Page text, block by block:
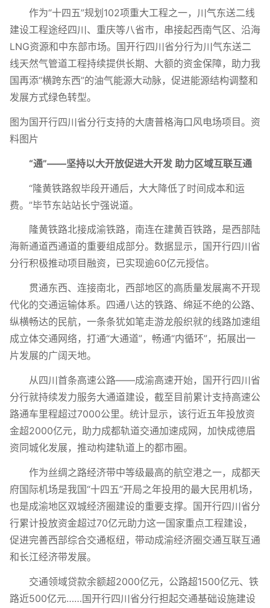
作为“十四五”规划102项重大工程之一，川气东送二线
建设工程途经四川、重庆等八省市，串接起西南气区、沿海
LNG资源和中东部市场。国开行四川省分行为川气东送二
线天然气管道工程持续提供长期、大额的资金保障，助力我
国再添“横跨东西”的油气能源大动脉，促进能源结构调整和
发展方式绿色转型。
图为国开行四川省分行支持的大唐普格海口风电场项目。资
料图片
“通”——坚持以大开放促进大开发 助力区域互联互通
“隆黄铁路叙毕段开通后，大大降低了时间成本和运
费。”毕节东站站长宁强说道。
隆黄铁路北接成渝铁路，南连在建黄百铁路，是西部陆
海新通道西通道的重要组成部分。数据显示，国开行四川省
分行积极推动项目融资，已实现逾60亿元授信。
贯通东西、连接南北，西部地区的高质量发展离不开现
代化的交通运输体系。四通八达的铁路、绵延不绝的公路、
纵横畅达的民航，一条条犹如笔走游龙般织就的线路加速组
成立体交通网络，打通“大通道”，畅通“内循环”，拓展出一
片发展的广阔天地。
从四川首条高速公路——成渝高速开始，国开行四川省
分行就持续发力服务大通道建设，截至目前累计支持高速公
路通车里程超过7000公里。统计显示，该行近五年投放资
金超2000亿元，助力成都轨道交通加速成网，加快成德眉
资同城化发展，推动构建轨道上的都市圈。
作为丝绸之路经济带中等级最高的航空港之一，成都天
府国际机场是我国“十四五”开局之年投用的最大民用机场，
也是成渝地区双城经济圈建设的重要支撑。国开行四川省分
行累计投放资金超过70亿元助力这一国家重点工程建设，
促进完善西部综合交通枢纽，带动成渝经济圈交通互联互通
和长江经济带发展。
交通领域贷款余额超2000亿元，公路超1500亿元、铁
路近500亿元……国开行四川省分行担起交通基础设施建设